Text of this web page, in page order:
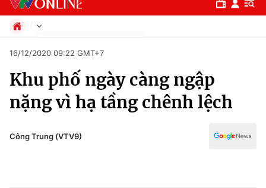
Chuyên mục
Chính trị
Xã hội
Xã hội
Pháp luật
Kinh tế
Thể thao
Văn hóa - Giải trí
16/12/2020 09:22 GMT+7
Khu phố ngày càng ngập
nặng vì hạ tầng chênh lệch
Công Trung (VTV9)